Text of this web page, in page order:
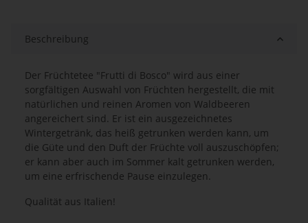
Beschreibung
Der Früchtetee "Frutti di Bosco" wird aus einer
sorgfältigen Auswahl von Früchten hergestellt, die mit
natürlichen und reinen Aromen von Waldbeeren
angereichert sind. Er ist ein ausgezeichnetes
Wintergetränk, das heiß getrunken werden kann, um
die Güte und den Duft der Früchte voll auszuschöpfen;
er kann aber auch im Sommer kalt getrunken werden,
um eine erfrischende Pause einzulegen.
Qualität aus Italien!